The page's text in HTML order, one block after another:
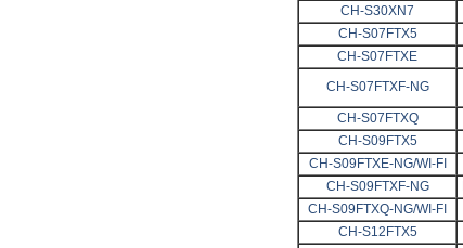
CH-S30XN7
CH-S07FTX5
CH-S07FTXE
CH-S07FTXF-NG
CH-S07FTXQ
CH-S09FTX5
CH-S09FTXE-NG/WI-FI
CH-S09FTXF-NG
CH-S09FTXQ-NG/WI-FI
CH-S12FTX5